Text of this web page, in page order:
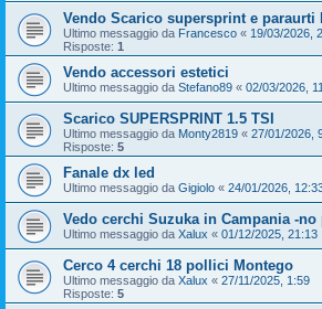
Vendo Scarico supersprint e paraurti
Ultimo messaggio da Francesco « 19/03/2026,
Risposte: 1
Vendo accessori estetici
Ultimo messaggio da Stefano89 « 02/03/2026,
Scarico SUPERSPRINT 1.5 TSI
Ultimo messaggio da Monty2819 « 27/01/2026,
Risposte: 5
Fanale dx led
Ultimo messaggio da Gigiolo « 24/01/2026,
Vedo cerchi Suzuka in Campania -
Ultimo messaggio da Xalux « 01/12/2025, 21:13
Cerco 4 cerchi 18 pollici Montego
Ultimo messaggio da Xalux « 27/11/2025, 1:59
Risposte: 5